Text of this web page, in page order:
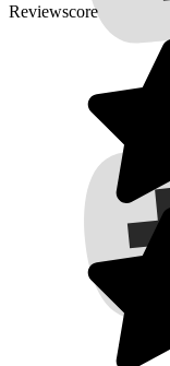
Reviewscore